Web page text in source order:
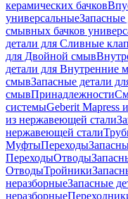
керамических бачков
универсальные
смывных бачков
детали для Сливные
для Двойной смыв
детали для Внутренние
смывЗапасные детали
смывПринадлежности
системыGeberit Mapress
из нержавеющей стали
нержавеющей стали
МуфтыПереходы
ПереходыОтводы
ОтводыТройники
неразборныеЗапасные
неразборные